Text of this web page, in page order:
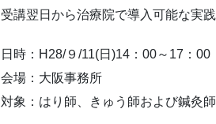
受講翌日から治療院で導入可能な実
日時：H28/９/11(日)14：00～17：00
会場：大阪事務所
対象：はり師、きゅう師および鍼灸